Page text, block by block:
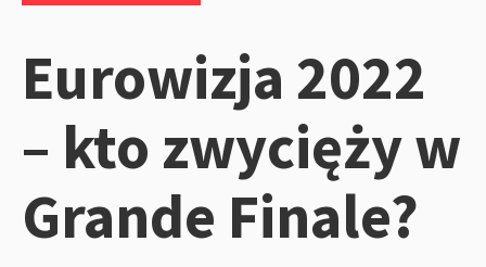
Eurowizja 2022
– kto zwycięży w
Grande Finale?